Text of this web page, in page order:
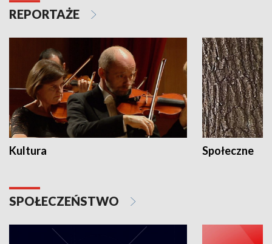
REPORTAŻE
Kultura Społeczne
SPOŁECZEŃSTWO